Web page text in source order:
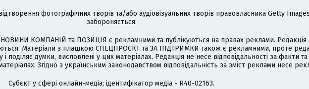
фотографічних творів та/або аудіовізуальних творів правовласника Getty
забороняється.
НОВИНИ КОМПАНІЙ та ПОЗИЦІЯ є рекламними та публікуються на правах реклами.
Матеріали з плашкою СПЕЦПРОЄКТ та ЗА ПІДТРИМКИ також є рекламними, проте
і поділяє думки, висловлені у цих матеріалах. Редакція не несе відповідальності за факти та
Згідно з українським законодавством відповідальність за зміст реклами несе
Cубєкт у сфері онлайн-медіа; ідентифікатор медіа - R40-02163.